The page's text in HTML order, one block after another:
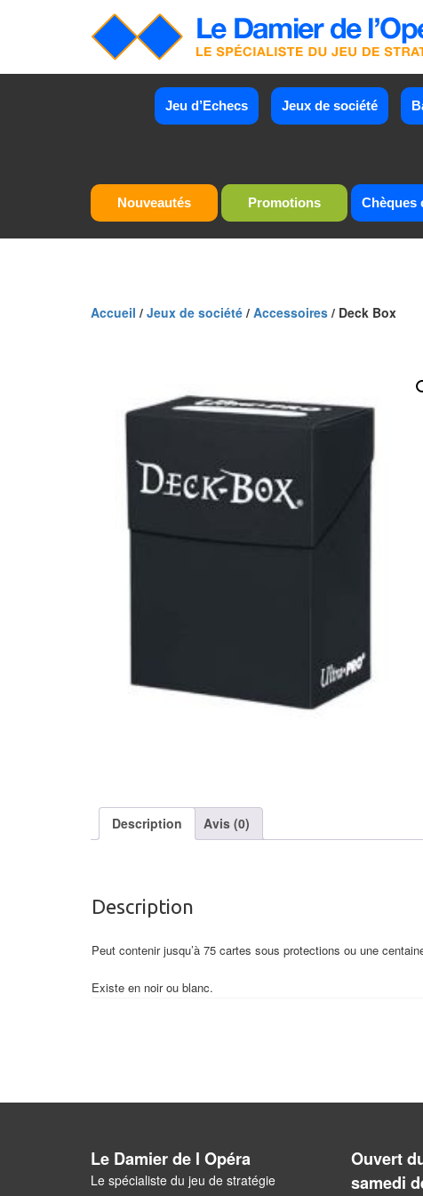
Jeu d’Echecs Jeux de société
Nouveautés Promotions Chèques
Accueil / Jeux de société / Accessoires / Deck Box
Description Avis (0)
Description
Peut contenir jusqu’à 75 cartes sous protections ou une
Existe en noir ou blanc.
Le Damier de l Opéra
Le spécialiste du jeu de stratégie
Ouvert
samedi